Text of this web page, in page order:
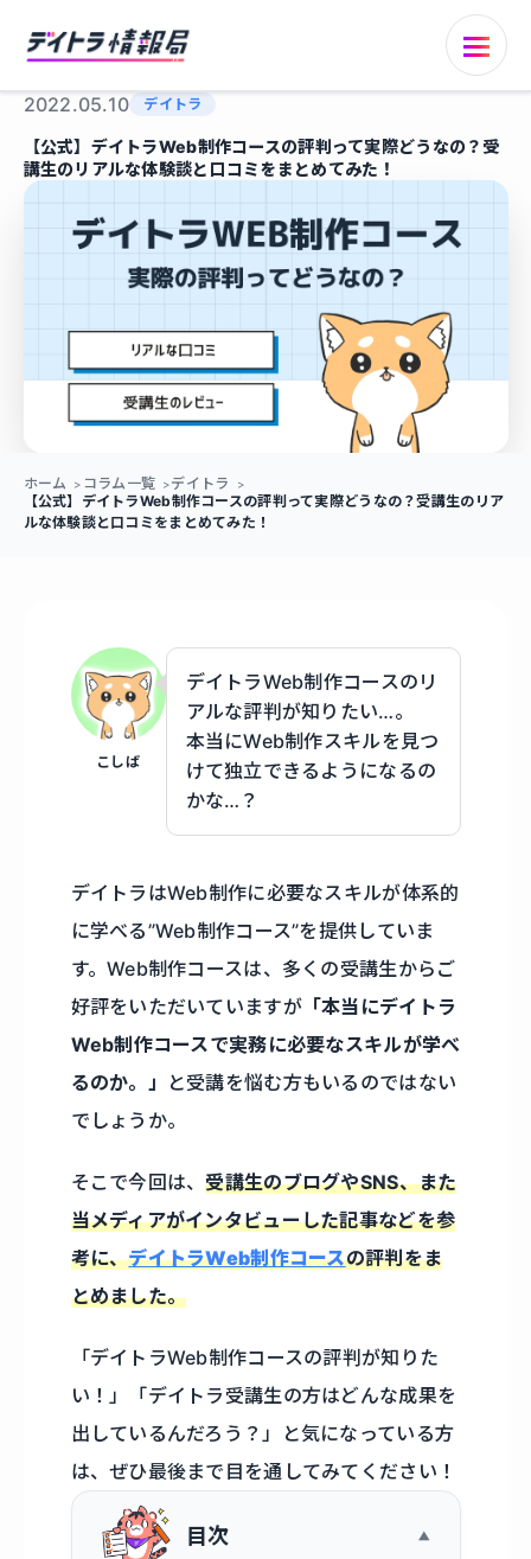
2022.05.10 デイトラ
【公式】デイトラWeb制作コースの評判って実際どうなの？受
講生のリアルな体験談と口コミをまとめてみた！
ホーム コラム一覧
デイトラ
【公式】デイトラWeb制作コースの評判って実際どうなの？受講生のリア
ルな体験談と口コミをまとめてみた！
こしば
デイトラWeb制作コースのリ
アルな評判が知りたい…。
本当にWeb制作スキルを見つ
けて独立できるようになるの
かな…？
デイトラはWeb制作に必要なスキルが体系的
に学べる”Web制作コース”を提供していま
す。Web制作コースは、多くの受講生からご
好評をいただいていますが「本当にデイトラ
Web制作コースで実務に必要なスキルが学べ
るのか。」
と受講を悩む方もいるのではない
でしょうか。
そこで今回は、受講生のブログやSNS、また
当メディアがインタビューした記事などを参
考に、デイトラWeb制作コースの評判をま
とめました。
「デイトラWeb制作コースの評判が知りた
い！」「デイトラ受講生の方はどんな成果を
出しているんだろう？」と気になっている方
は、ぜひ最後まで目を通してみてください！
目次